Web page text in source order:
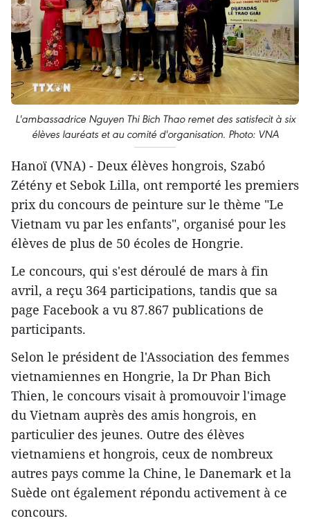
L'ambassadrice Nguyen Thi Bich Thao remet des satisfecit à six
élèves lauréats et au comité d'organisation. Photo: VNA
Hanoï (VNA) - Deux élèves hongrois, Szabó
Zétény et Sebok Lilla, ont remporté les premiers
prix du concours de peinture sur le thème "Le
Vietnam vu par les enfants", organisé pour les
élèves de plus de 50 écoles de Hongrie.
Le concours, qui s'est déroulé de mars à fin
avril, a reçu 364 participations, tandis que sa
page Facebook a vu 87.867 publications de
participants.
Selon le président de l'Association des femmes
vietnamiennes en Hongrie, la Dr Phan Bich
Thien, le concours visait à promouvoir l'image
du Vietnam auprès des amis hongrois, en
particulier des jeunes. Outre des élèves
vietnamiens et hongrois, ceux de nombreux
autres pays comme la Chine, le Danemark et la
Suède ont également répondu activement à ce
concours.